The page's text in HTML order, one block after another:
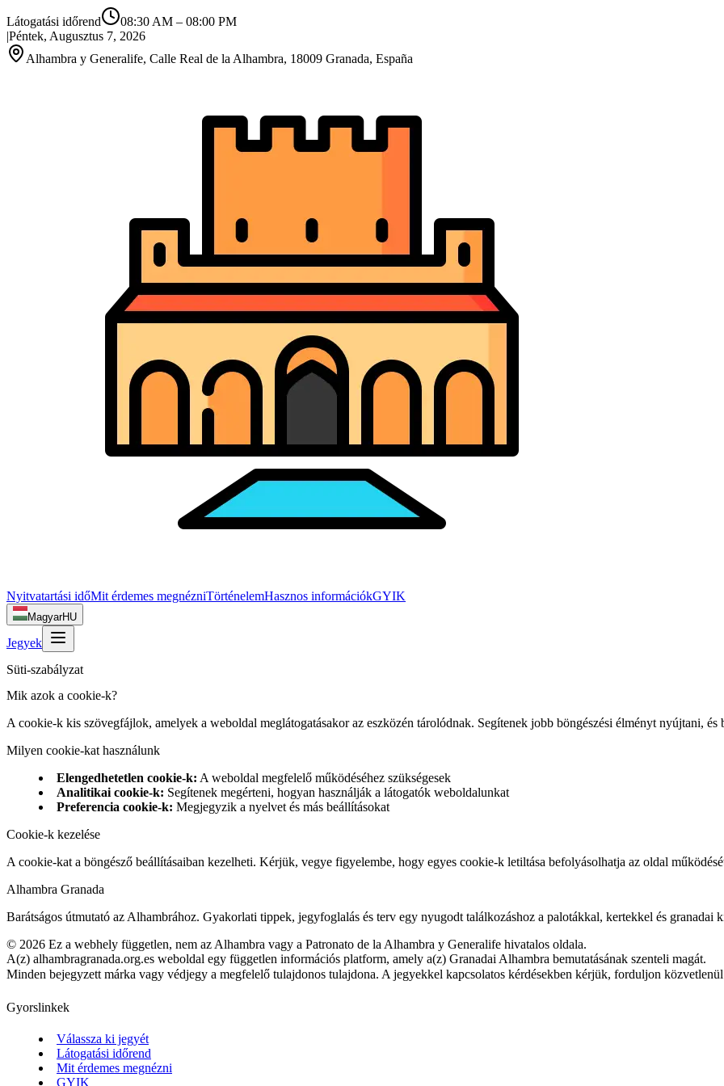
Látogatási időrend 08:30 AM – 08:00 PM
|Péntek, Augusztus 7, 2026
Alhambra y Generalife, Calle Real de la Alhambra, 18009 Granada, España
Nyitvatartási időMit érdemes megnézniTörténelemHasznos információkGYIK
MagyarHU
Jegyek
Süti-szabályzat
Mik azok a cookie-k?
A cookie-k kis szövegfájlok, amelyek a weboldal meglátogatásakor az eszközén tárolódnak. Segítenek jobb böngészési élményt nyújtani,
Milyen cookie-kat használunk
Elengedhetetlen cookie-k: A weboldal megfelelő működéséhez szükségesek
Analitikai cookie-k: Segítenek megérteni, hogyan használják a látogatók weboldalunkat
Preferencia cookie-k: Megjegyzik a nyelvet és más beállításokat
Cookie-k kezelése
A cookie-kat a böngésző beállításaiban kezelheti. Kérjük, vegye figyelembe, hogy egyes cookie-k letiltása befolyásolhatja az oldal
Alhambra Granada
Barátságos útmutató az Alhambrához. Gyakorlati tippek, jegyfoglalás és terv egy nyugodt találkozáshoz a palotákkal, kertekkel és granadai
© 2026 Ez a webhely független, nem az Alhambra vagy a Patronato de la Alhambra y Generalife hivatalos oldala.
A(z) alhambragranada.org.es weboldal egy független információs platform, amely a(z) Granadai Alhambra bemutatásának szenteli magát.
Minden bejegyzett márka vagy védjegy a megfelelő tulajdonos tulajdona. A jegyekkel kapcsolatos kérdésekben kérjük, forduljon
Gyorslinkek
Válassza ki jegyét
Látogatási időrend
Mit érdemes megnézni
GYIK